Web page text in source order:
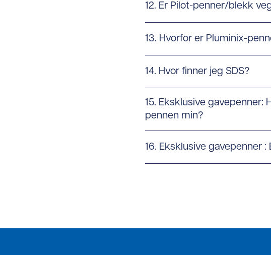
12. Er Pilot-penner/blekk
13. Hvorfor er Pluminix-
14. Hvor finner jeg SDS?
15. Eksklusive
pennen min?
16. Eksklusive gavepenner